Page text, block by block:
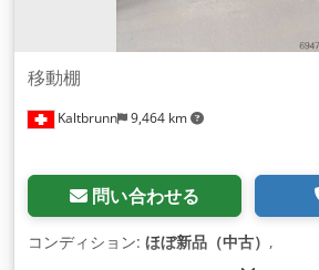
Kaltbrunn 9,464 km
移動棚
問い合わせる
コンディション: ほぼ新品（中古） ,